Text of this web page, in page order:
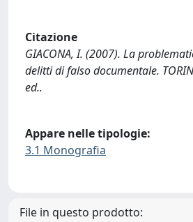
Citazione
GIACONA, I. (2007). La
delitti di falso documentale.
ed..
Appare nelle tipologie:
3.1 Monografia
File in questo prodotto: